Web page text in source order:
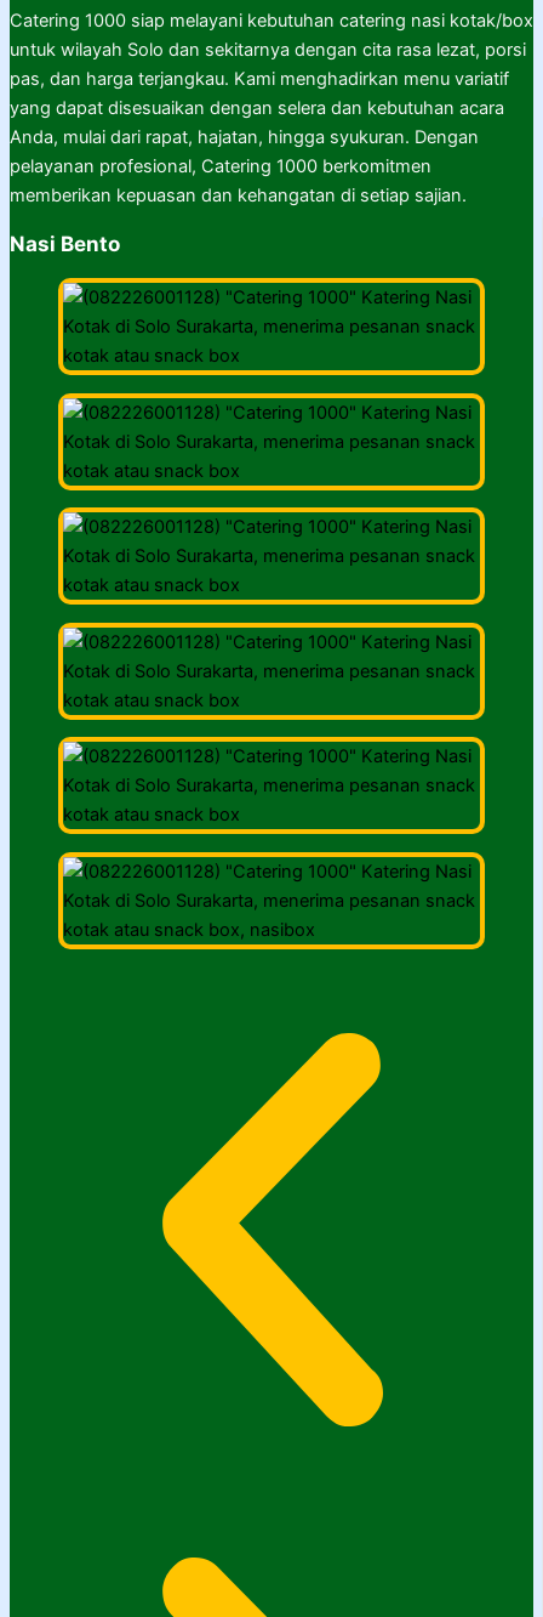
Catering 1000 siap melayani kebutuhan catering nasi kotak/box
untuk wilayah Solo dan sekitarnya dengan cita rasa lezat, porsi
pas, dan harga terjangkau. Kami menghadirkan menu variatif
yang dapat disesuaikan dengan selera dan kebutuhan acara
Anda, mulai dari rapat, hajatan, hingga syukuran. Dengan
pelayanan profesional, Catering 1000 berkomitmen
memberikan kepuasan dan kehangatan di setiap sajian.
Nasi Bento